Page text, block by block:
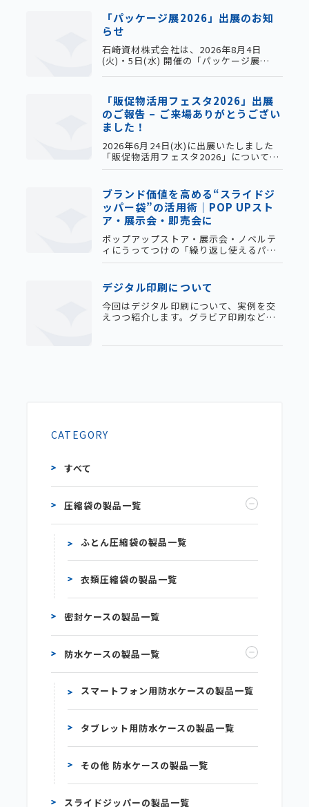
「パッケージ展2026」出展のお知
らせ
石崎資材株式会社は、2026年8月4日
(火)・5日(水) 開催の「パッケージ展
す。ご来場お申し込みはこちら【日時】1
日目：2026年8月4日(火) 13:30-17:002日
目：2026年8月5日(水) 10:00-16:00【会
場】大阪産業創造館（ブース3F 34番）
【詳細情報】[公式HP]本件に関するお問
い合わせは下記フォ
「販促物活用フェスタ2026」出展
のご報告 – ご来場ありがとうござい
ました！
2026年6月24日(水)に出展いたしました
「販促物活用フェスタ2026」についてご
報告いたします。当日は多くのお客様に
ました。今後も様々な展示会に出展しま
すので、何卒よろしくお願い申し上げま
す。【今回出展した商品】ジップルパッ
ク衣類圧縮パック（旅行用手押し圧縮
袋）防水ケースクリアサコッシュパーフ
ェクトイレポータブルワンハンド密封携
帯トイレ
ブランド価値を高める“スライドジ
ッパー袋”の活用術｜POP UPスト
ア・展示会・即売会に
ポップアップストア・展示会・ノベルテ
ィにうってつけの「繰り返し使えるパッ
ケージ」。商品の魅力を引き立てブラン
ルデザイン・小ロットでお引き受けしま
す。
デジタル印刷について
今回はデジタル印刷について、実例を交
えつつ紹介します。グラビア印刷などの
のようなもので、これを作るのにコスト
CATEGORY
すべて
圧縮袋の製品一覧
ふとん圧縮袋の製品一覧
衣類圧縮袋の製品一覧
密封ケースの製品一覧
防水ケースの製品一覧
スマートフォン用防水ケースの製品一覧
タブレット用防水ケースの製品一覧
その他 防水ケースの製品一覧
スライドジッパーの製品一覧